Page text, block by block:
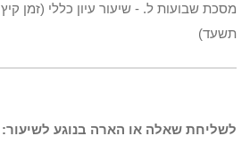
מסכת שבועות ל. - שיעור עיון כללי (זמן קיץ
תשעד)
לשליחת שאלה או הארה בנוגע לשיעור: